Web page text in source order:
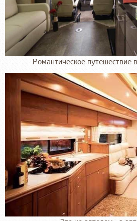
Романтическое путешествие